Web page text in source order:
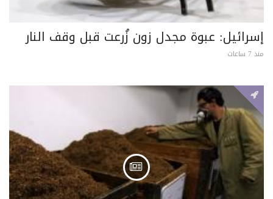
إسرائيل: عبوة مجدل زون زُرعت قبل وقف النار
منذ 7 ساعات